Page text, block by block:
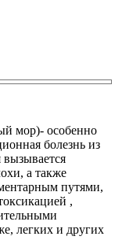
мор)- особенно
болезнь из
вызывается
а также
путями,
,
легких и других